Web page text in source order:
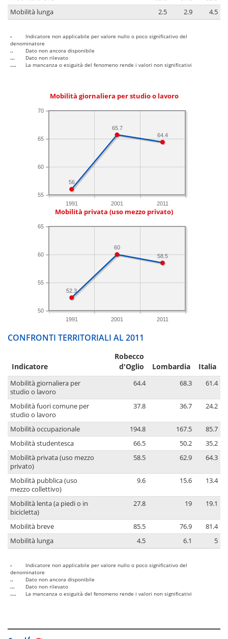
Mobilità lunga
2.5 2.9 4.5
-
Indicatore non applicabile per valore nullo o poco significativo del
denominatore
..
Dato non ancora disponibile
...
Dato non rilevato
....
La mancanza o esiguità del fenomeno rende i valori non significativi
Mobilità giornaliera per studio o lavoro
1991 2001 2011
55
60
65
70
64.4
65.7
56
Mobilità privata (uso mezzo privato)
1991 2001 2011
50
55
60
65
58.5
60
52.3
CONFRONTI TERRITORIALI AL 2011
Indicatore
Robecco
d'Oglio
Lombardia Italia
Mobilità giornaliera per
studio o lavoro
64.4 68.3 61.4
Mobilità fuori comune per
studio o lavoro
37.8 36.7 24.2
Mobilità occupazionale 194.8 167.5
85.7
Mobilità studentesca
66.5 50.2
35.2
Mobilità privata (uso mezzo
privato)
58.5 62.9 64.3
Mobilità pubblica (uso
mezzo collettivo)
9.6 15.6 13.4
Mobilità lenta (a piedi o in
bicicletta)
27.8 19 19.1
Mobilità breve 85.5 76.9
81.4
Mobilità lunga
4.5 6.1 5
-
Indicatore non applicabile per valore nullo o poco significativo del
denominatore
..
Dato non ancora disponibile
...
Dato non rilevato
....
La mancanza o esiguità del fenomeno rende i valori non significativi